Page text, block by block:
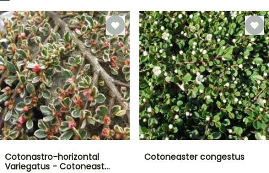
Cotonastro-horizontal
Variegatus - Cotoneast…
Cotoneaster congestus